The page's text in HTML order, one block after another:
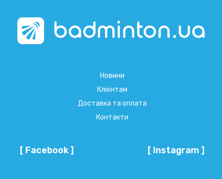
Новини
Клієнтам
Доставка та оплата
Контакти
[ Facebook ] [ Instagram ]